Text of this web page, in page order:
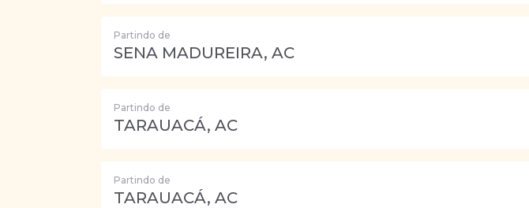
Partindo de
SENA MADUREIRA, AC
Partindo de
TARAUACÁ, AC
Partindo de
TARAUACÁ, AC